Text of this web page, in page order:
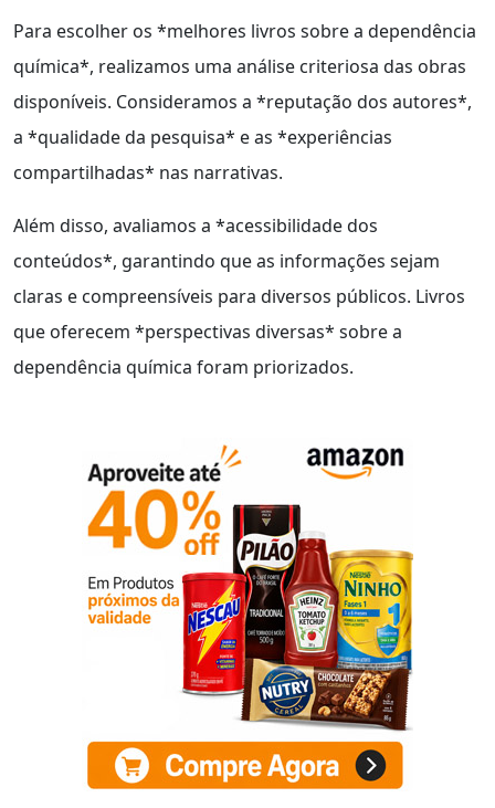
Para escolher os *melhores livros sobre a dependência
química*, realizamos uma análise criteriosa das obras
disponíveis. Consideramos a *reputação dos autores*,
a *qualidade da pesquisa* e as *experiências
compartilhadas* nas narrativas.
Além disso, avaliamos a *acessibilidade dos
conteúdos*, garantindo que as informações sejam
claras e compreensíveis para diversos públicos. Livros
que oferecem *perspectivas diversas* sobre a
dependência química foram priorizados.